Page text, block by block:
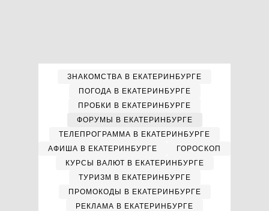
ЗНАКОМСТВА В ЕКАТЕРИНБУРГЕ
ПОГОДА В ЕКАТЕРИНБУРГЕ
ПРОБКИ В ЕКАТЕРИНБУРГЕ
ФОРУМЫ В ЕКАТЕРИНБУРГЕ
ТЕЛЕПРОГРАММА В ЕКАТЕРИНБУРГЕ
АФИША В ЕКАТЕРИНБУРГЕ
ГОРОСКОП
КУРСЫ ВАЛЮТ В ЕКАТЕРИНБУРГЕ
ТУРИЗМ В ЕКАТЕРИНБУРГЕ
ПРОМОКОДЫ В ЕКАТЕРИНБУРГЕ
РЕКЛАМА В ЕКАТЕРИНБУРГЕ